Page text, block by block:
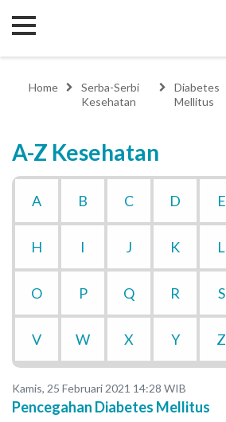
Home
Serba-Serbi
Kesehatan
Diabetes
Mellitus
A-Z Kesehatan
A B C D E
H I J K L
O P Q R S
V W X Y Z
Kamis, 25 Februari 2021 14:28 WIB
Pencegahan Diabetes Mellitus